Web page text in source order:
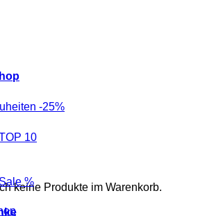
keine Produkte im Warenkorb.
-25%
10
Sale %